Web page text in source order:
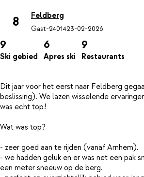
8 Feldberg
Gast-2401423-02-2026
9
Ski gebied
6
Apres ski
9
Restaurants
Dit jaar voor het eerst naar Feldberg
beslissing). We lazen wisselende
was echt top!
Wat was top?
- zeer goed aan te rijden (vanaf Arnhem).
- we hadden geluk en er was net een pak
een meter sneeuw op de berg.